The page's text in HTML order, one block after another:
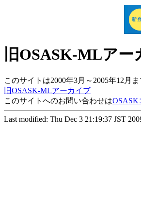
旧OSASK-MLアー
このサイトは2000年3月～2005年12月
旧OSASK-MLアーカイブ
このサイトへのお問い合わせはOSASK
Last modified: Thu Dec 3 21:19:37 JST